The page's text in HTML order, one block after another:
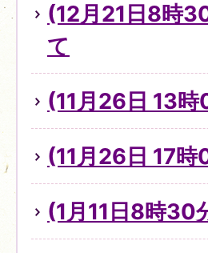
(12月21日8時
て
(11月26日 13
(11月26日 17
(1月11日8時30